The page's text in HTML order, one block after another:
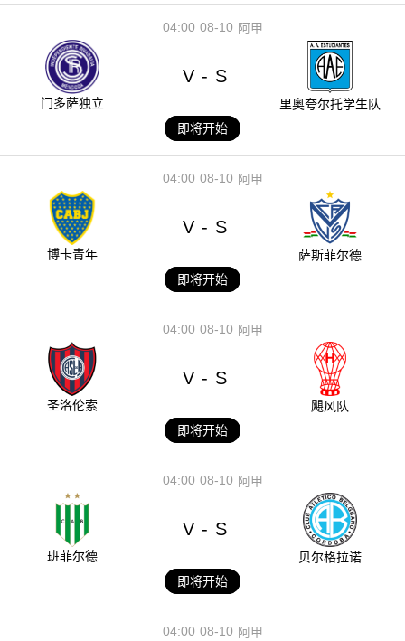
08-10
04:00 阿甲
门多萨独立
V - S
里奥夸尔托学生队
即将开始
08-10
04:00 阿甲
博卡青年
V - S
萨斯菲尔德
即将开始
08-10
04:00 阿甲
圣洛伦索
V - S
飓风队
即将开始
08-10
04:00 阿甲
班菲尔德
V - S
贝尔格拉诺
即将开始
08-10
04:00 阿甲